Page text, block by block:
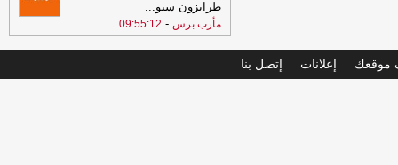
طرابزون سبو...
مأرب برس -
09:55:12
موقعك إعلانات إتصل بنا